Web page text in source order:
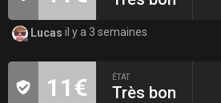
Lucas il y a 3 semaines
11€ ÉTAT
Très bon